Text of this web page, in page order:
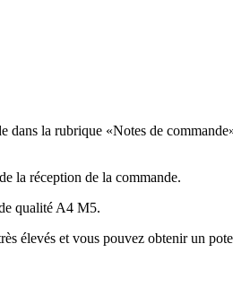
la rubrique «Notes de
la réception de la commande.
qualité A4 M5.
élevés et vous pouvez obtenir un